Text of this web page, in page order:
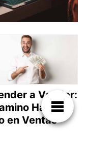
a Vender:
Hacia el
en Ventas